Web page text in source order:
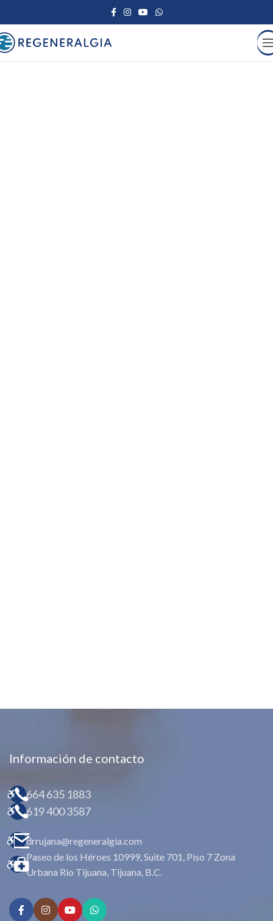
Información de contacto
664 635 1883
619 400 3587
drrujana@regeneralgia.com
Paseo de los Héroes 10999, Suite 701, Piso 7 Zona
Urbana Rio Tijuana, Tijuana, B.C.